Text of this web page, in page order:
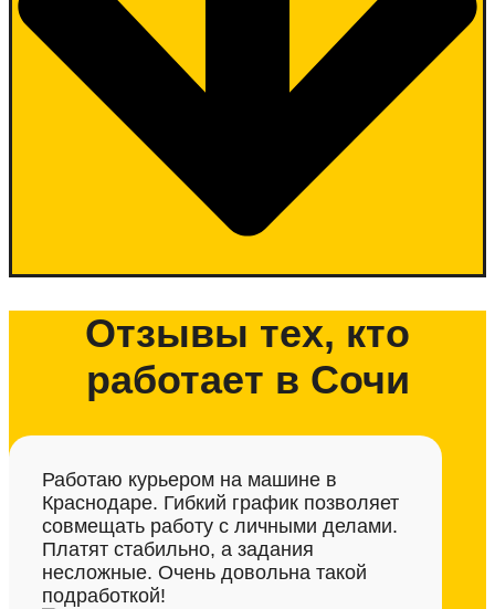
Отзывы тех, кто
работает в Сочи
Работаю курьером на машине в
Краснодаре. Гибкий график позволяет
совмещать работу с личными делами.
Платят стабильно, а задания
несложные. Очень довольна такой
подработкой!